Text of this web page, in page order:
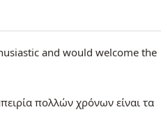
and would welcome the
πολλών χρόνων είναι τα